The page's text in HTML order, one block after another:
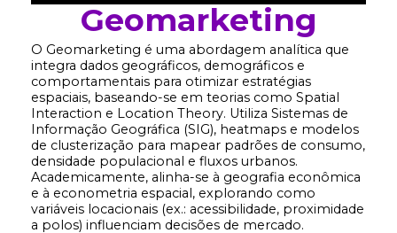
Geomarketing
O Geomarketing é uma abordagem analítica que
integra dados geográficos, demográficos e
comportamentais para otimizar estratégias
espaciais, baseando-se em teorias como Spatial
Interaction e Location Theory. Utiliza Sistemas de
Informação Geográfica (SIG), heatmaps e modelos
de clusterização para mapear padrões de consumo,
densidade populacional e fluxos urbanos.
Academicamente, alinha-se à geografia econômica
e à econometria espacial, explorando como
variáveis locacionais (ex.: acessibilidade, proximidade
a polos) influenciam decisões de mercado.